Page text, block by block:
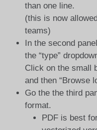
than one line.
(this is now
teams)
In the second
the “type”
Click on the small
and then “Browse
Go the the third
format.
PDF is best